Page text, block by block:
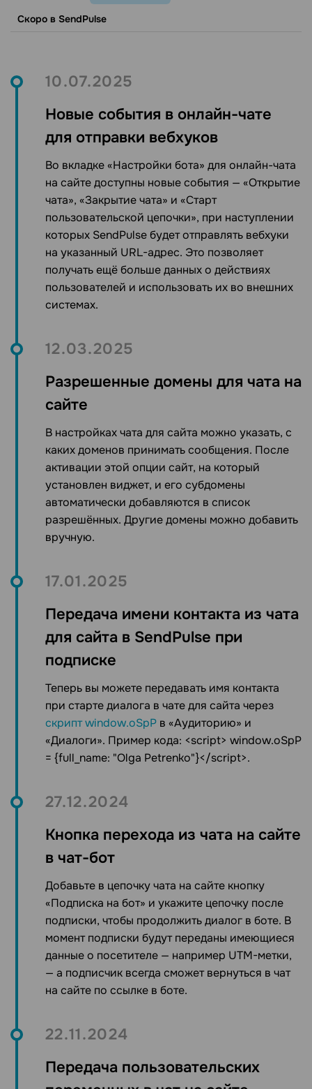
Скоро в SendPulse
10.07.2025
Новые события в онлайн-чате
для отправки вебхуков
Во вкладке «Настройки бота» для онлайн-чата
на сайте доступны новые события — «Открытие
чата», «Закрытие чата» и «Старт
пользовательской цепочки», при наступлении
которых SendPulse будет отправлять вебхуки
на указанный URL-адрес. Это позволяет
получать ещё больше данных о действиях
пользователей и использовать их во внешних
системах.
12.03.2025
Разрешенные домены для чата на
сайте
В настройках чата для сайта можно указать, с
каких доменов принимать сообщения. После
активации этой опции сайт, на который
установлен виджет, и его субдомены
автоматически добавляются в список
разрешённых. Другие домены можно добавить
вручную.
17.01.2025
Передача имени контакта из чата
для сайта в SendPulse при
подписке
Теперь вы можете передавать имя контакта
при старте диалога в чате для сайта через
скрипт window.oSpP в «Аудиторию» и
«Диалоги». Пример кода: <script> window.oSpP
= {full_name: "Olga Petrenko"}</script>.
27.12.2024
Кнопка перехода из чата на сайте
в чат-бот
Добавьте в цепочкучата на сайте кнопку
«Подписка на бот» и укажите цепочку после
подписки, чтобы продолжить диалог в боте. В
момент подписки будут переданы имеющиеся
данные о посетителе — например UTM-метки,
— а подписчик всегда сможет вернуться в чат
на сайте по ссылке в боте.
22.11.2024
Передача пользовательских